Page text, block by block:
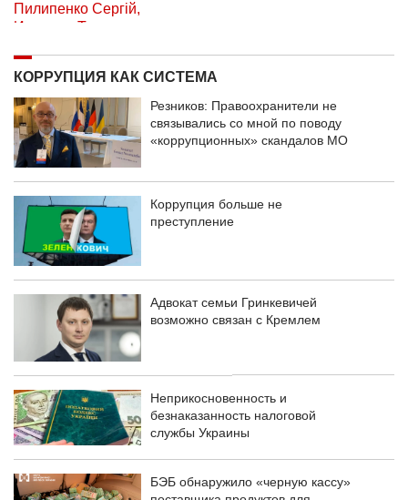
КОРРУПЦИЯ КАК СИСТЕМА
Резников: Правоохранители не
связывались со мной по поводу
«коррупционных» скандалов МО
Коррупция больше не
преступление
Адвокат семьи Гринкевичей
возможно связан с Кремлем
Неприкосновенность и
безнаказанность налоговой
службы Украины
БЭБ обнаружило «черную кассу»